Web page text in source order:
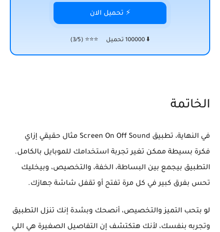
⚡ تحميل الان
⬇️ 100000 تحميل ⭐⭐⭐ (3/5)
الخاتمة
في النهاية، تطبيق Screen On Off Sound مثال حقيقي إزاي
فكرة بسيطة ممكن تغير تجربة استخدامك للموبايل بالكامل.
التطبيق بيجمع بين البساطة، الخفة، والتخصيص، وبيخليك
تحس بفرق كبير في كل مرة تفتح أو تقفل شاشة جهازك.
لو بتحب التميز والتخصيص، أنصحك وبشدة إنك تنزل التطبيق
وتجربه بنفسك، لأنك هتكتشف إن التفاصيل الصغيرة هي اللي